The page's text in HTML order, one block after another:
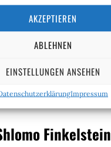
AKZEPTIEREN
ABLEHNEN
EINSTELLUNGEN ANSEHEN
Impressum
Finkelstein